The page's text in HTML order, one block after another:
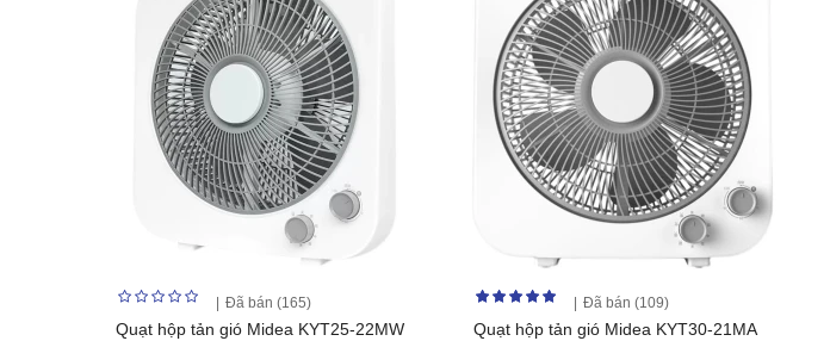
Đã bán (165)
Quạt hộp tản gió Midea KYT25-22MW
Đã bán (109)
Quạt hộp tản gió Midea KYT30-21MA